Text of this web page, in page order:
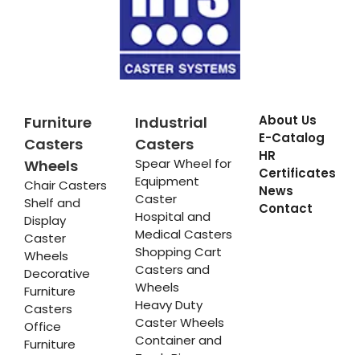
Furniture
Casters
Wheels
Chair Casters
Shelf and
Display
Caster
Wheels
Decorative
Furniture
Casters
Office
Furniture
Industrial
Casters
Spear Wheel for
Equipment
Caster
Hospital and
Medical Casters
Shopping Cart
Casters and
Wheels
Heavy Duty
Caster Wheels
Container and
About Us
E-Catalog
HR
Certificates
News
Contact